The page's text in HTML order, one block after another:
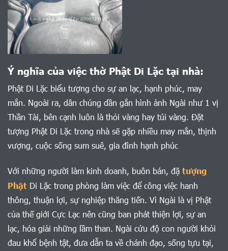
Ý nghĩa của việc thờ Phật Di Lặc tại nhà:
Phật Di Lặc biểu tượng cho sự an lạc, hạnh phúc, may
mắn. Ngoài ra, dân chúng dần gắn hình ảnh Ngài như 1 vị
Thần Tài, bên cạnh luôn là thỏi vàng hay túi vàng. Đặt
tượng Phật Di Lặc trong nhà sẽ gặp nhiều may mắn, thịnh
vượng, cuộc sống sum suê, gia đình hạnh phúc
Với những người làm kinh doanh, buôn bán, đặ tượng
Phật Di Lặc trong phòng làm việc để công việc hanh
thông, thuận lợi, sự nghiệp thăng tiến. Vì Ngài là vị Phật
của thế giới Cực Lạc nên cũng ban phát thiện lợi, sự an
lạc, hóa giải những lầm than. Ngài cứu độ con người khỏi
đau khổ bệnh tật, đưa dẫn ta về chánh đạo, sống tựu tại,